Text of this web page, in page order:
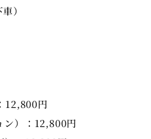
）
12,800円
ン）：12,800円